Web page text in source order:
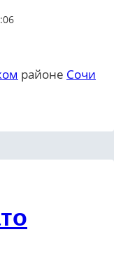
районе Сочи